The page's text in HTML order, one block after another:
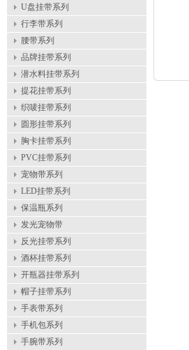
U盘挂带系列
行李带系列
腰带系列
品牌挂带系列
潜水料挂带系列
提花挂带系列
织唛挂带系列
圆形挂带系列
胸卡挂带系列
PVC挂带系列
宠物带系列
LED挂带系列
保温瓶系列
发光宠物带
反光挂带系列
酒杯挂带系列
开瓶器挂带系列
帽子挂带系列
手表带系列
手机包系列
手腕带系列